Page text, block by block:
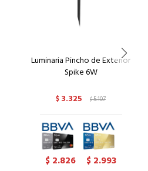
Luminaria Pincho de Exterior
Spike 6W
$ 3.325 $5.107
$ 2.826 $ 2.993